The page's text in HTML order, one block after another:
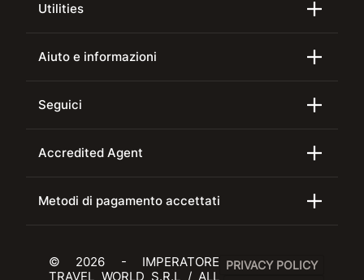
Utilities
Aiuto e informazioni
Seguici
Accredited Agent
Metodi di pagamento accettati
© 2026 - IMPERATORE
TRAVEL WORLD S.R.L / ALL
PRIVACY POLICY